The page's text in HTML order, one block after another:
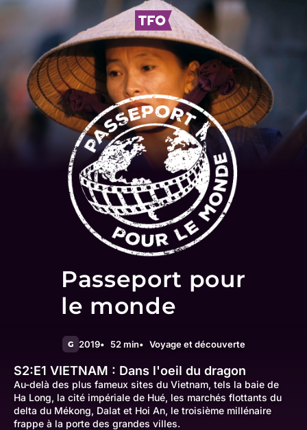
Passeport pour
le monde
G 2019 52 min Voyage et découverte
S2:E1 VIETNAM : Dans l'oeil du dragon
Au-delà des plus fameux sites du Vietnam, tels la baie de
Ha Long, la cité impériale de Hué, les marchés flottants du
delta du Mékong, Dalat et Hoi An, le troisième millénaire
frappe à la porte des grandes villes.